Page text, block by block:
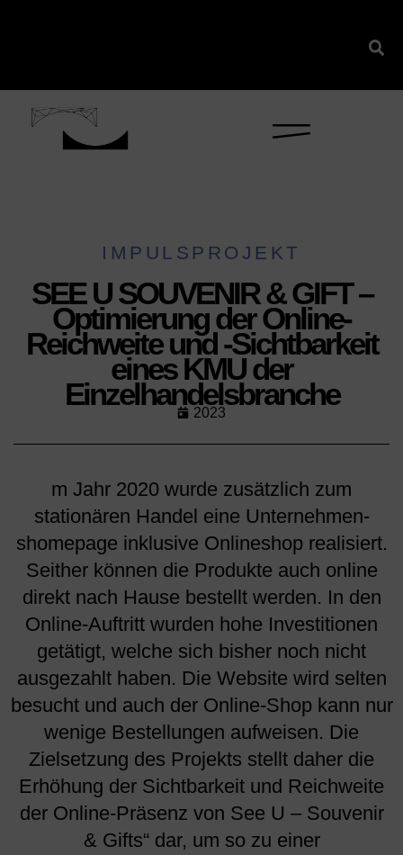
IMPULSPROJEKT
SEE U SOUVENIR & GIFT –
Optimierung der Online-
Reichweite und -Sichtbarkeit
eines KMU der
Einzelhandelsbranche
2023
m Jahr 2020 wurde zusätzlich zum
stationären Handel eine Unternehmen-
shomepage inklusive Onlineshop realisiert.
Seither können die Produkte auch online
direkt nach Hause bestellt werden. In den
Online-Auftritt wurden hohe Investitionen
getätigt, welche sich bisher noch nicht
ausgezahlt haben. Die Website wird selten
besucht und auch der Online-Shop kann nur
wenige Bestellungen aufweisen. Die
Zielsetzung des Projekts stellt daher die
Erhöhung der Sichtbarkeit und Reichweite
der Online-Präsenz von See U – Souvenir
& Gifts“ dar, um so zu einer